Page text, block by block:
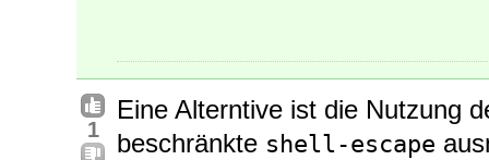
1
Eine Alterntive ist die Nutzung
beschränkte shell-escape